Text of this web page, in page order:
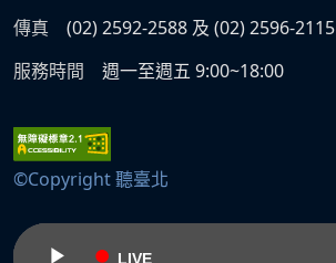
傳真
(02) 2592-2588 及 (02) 2596-2115
服務時間
週一至週五 9:00~18:00
©Copyright 聽臺北